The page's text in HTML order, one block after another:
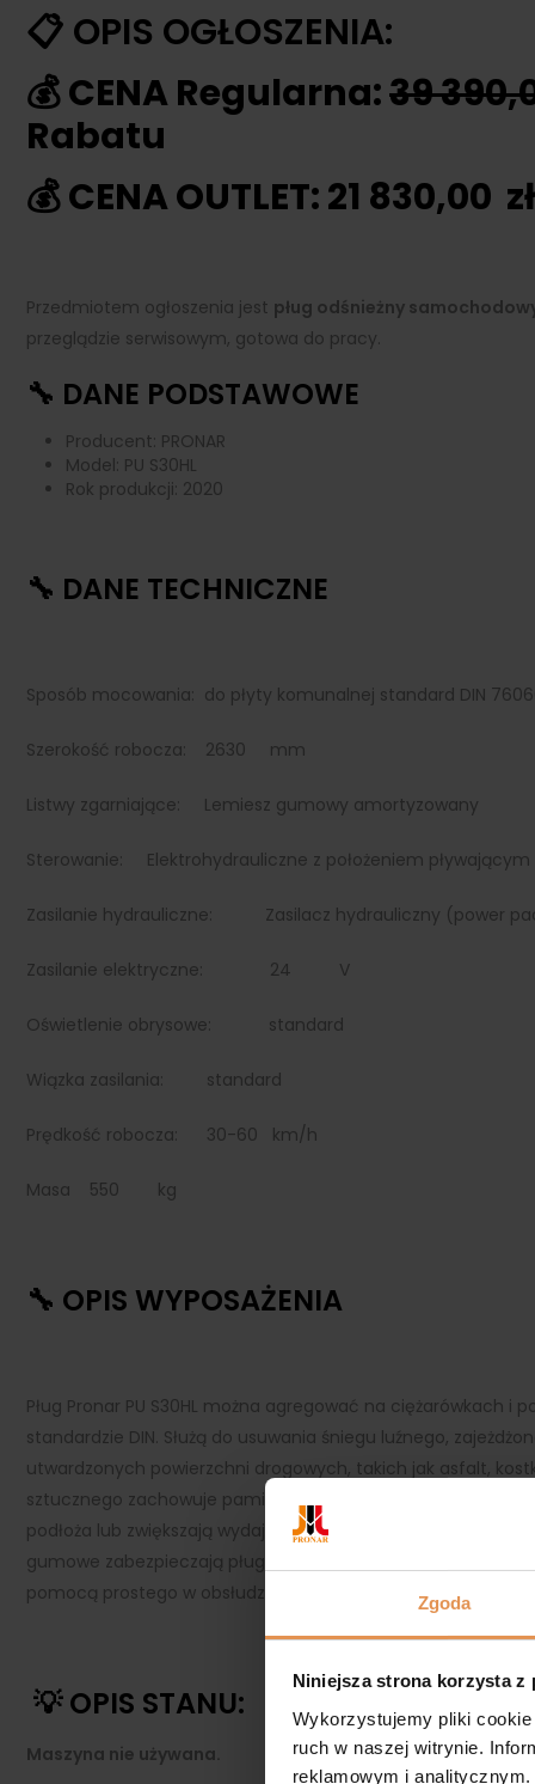
Zgoda
Niniejsza strona korzysta z
Wykorzystujemy pliki
ruch w naszej witrynie.
reklamowym i
📋 OPIS OGŁOSZENIA:
💰 CENA Regularna:39
Rabatu
💰 CENA OUTLET: 21 830,00
Przedmiotem ogłoszenia jest pług odśnieżny
przeglądzie serwisowym, gotowa do pracy.
🔧 DANE PODSTAWOWE
Producent: PRONAR
Model: PU S30HL
Rok produkcji: 2020
🔧 DANE TECHNICZNE
Sposób mocowania: do płyty komunalnej standard DIN
Szerokość robocza: 2630 mm
Listwy zgarniające: Lemiesz gumowy amortyzowany
Sterowanie: Elektrohydrauliczne z położeniem pływającym
Zasilanie hydrauliczne: Zasilacz hydrauliczny (power
Zasilanie elektryczne: 24 V
Oświetlenie obrysowe: standard
Wiązka zasilania: standard
Prędkość robocza: 30-60 km/h
Masa 550 kg
🔧 OPIS WYPOSAŻENIA
Pług Pronar PU S30HL można agregować na ciężarówkach
standardzie DIN. Służą do usuwania śniegu luźnego,
utwardzonych powierzchni drogowych, takich jak asfalt,
sztucznego zachowuje pamięć kształtu. Dzięki funkcjom
podłoża lub zwiększają wydajność odrywania
gumowe zabezpieczają pług przed uszkodzeniem przy
pomocą prostego w obsłudze panelu sterowniczego.
💡 OPIS STANU:
Maszyna nie używana.